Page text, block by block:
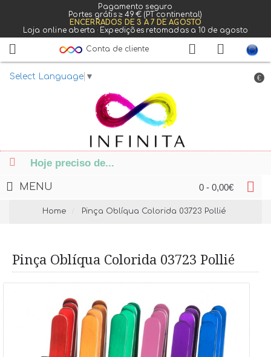
Pagamento seguro
Portes grátis ≥ 49 € (PT continental)
ENCERRADOS DE 3 A 7 DE AGOSTO
Loja online aberta · Expedições retomadas a 10 de agosto
Select Language ▼
Conta de cliente
€
0 - 0,00€
MENU
Home Pinça Oblíqua Colorida 03723 Pollié
Pinça Oblíqua Colorida 03723 Pollié